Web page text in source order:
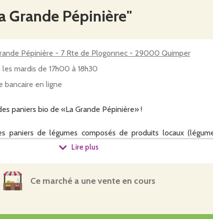
Grande Pépinière"
Pépinière - 7 Rte de Plogonnec - 29000 Quimper
les mardis de 17h00 à 18h30
bancaire en ligne
paniers bio de «La Grande Pépinière» !
paniers de légumes composés de produits locaux
de 5 à 8 légumes différents (la composition peut varier en
d'une fiche recette mettant en valeur un légume du panier
: 10, 15 ou 20 euros
Lire plus
Ce marché a une vente en cours